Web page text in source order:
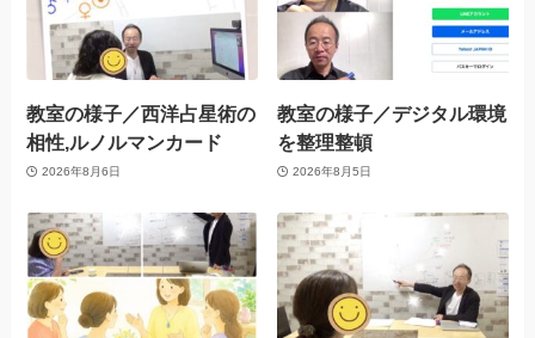
教室の様子／西洋占星術の
相性,ルノルマンカード
2026年8月6日
教室の様子／デジタル環境
を整理整頓
2026年8月5日